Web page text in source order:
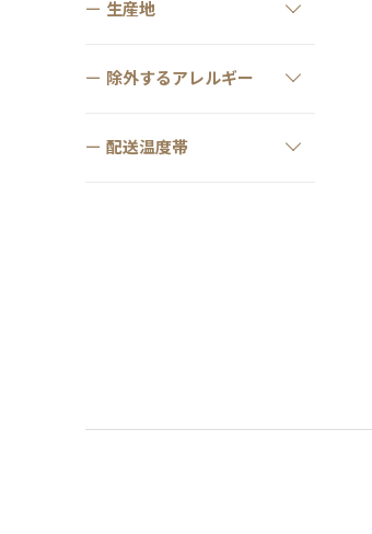
生産地
除外するアレルギー
配送温度帯